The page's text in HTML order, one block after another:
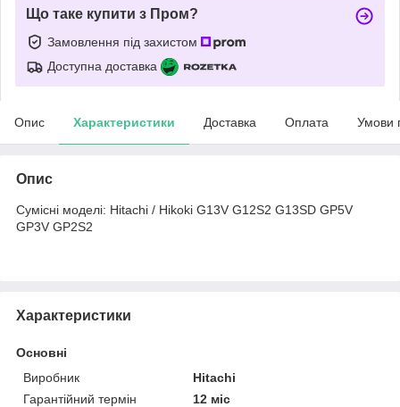
Що таке купити з Пром?
Замовлення під захистом
Доступна доставка
Опис Характеристики Доставка Оплата Умови
Опис
Сумісні моделі: Hitachi / Hikoki G13V G12S2 G13SD GP5V
GP3V GP2S2
Характеристики
Основні
Виробник
Hitachi
Гарантійний термін
12 міс